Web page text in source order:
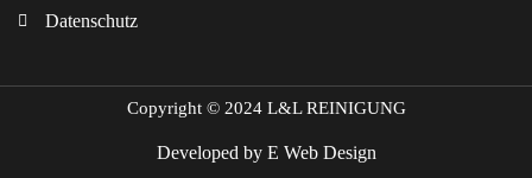
Datenschutz
Copyright © 2024 L&L REINIGUNG
Developed by E Web Design